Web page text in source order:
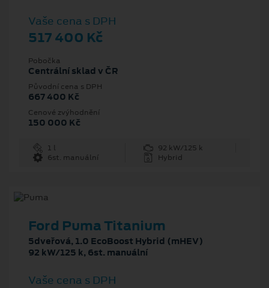
Vaše cena s DPH
517 400 Kč
Pobočka
Centrální sklad v ČR
Původní cena s DPH
667 400 Kč
Cenové zvýhodnění
150 000 Kč
1 l
92 kW/125 k
6st. manuální
Hybrid
Ford Puma Titanium
5dveřová, 1.0 EcoBoost Hybrid (mHEV)
92 kW/125 k, 6st. manuální
Vaše cena s DPH